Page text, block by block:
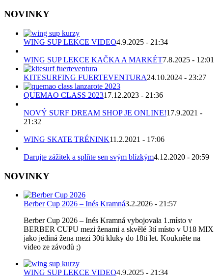
NOVINKY
WING SUP LEKCE VIDEO4.9.2025 - 21:34
WING SUP LEKCE KAČKA A MARKÉT7.8.2025 - 12:01
KITESURFING FUERTEVENTURA24.10.2024 - 23:27
QUEMAO CLASS 202317.12.2023 - 21:36
NOVÝ SURF DREAM SHOP JE ONLINE!17.9.2021 -
21:32
WING SKATE TRÉNINK11.2.2021 - 17:06
Darujte zážitek a splňte sen svým blízkým4.12.2020 - 20:59
NOVINKY
Berber Cup 2026 – Inés Kramná3.2.2026 - 21:57
Berber Cup 2026 – Inés Kramná vybojovala 1.místo v
BERBER CUPU mezi ženami a skvělé 3tí místo v U18 MIX
jako jediná žena mezi 30ti kluky do 18ti let. Koukněte na
video ze závodů ;)
WING SUP LEKCE VIDEO4.9.2025 - 21:34